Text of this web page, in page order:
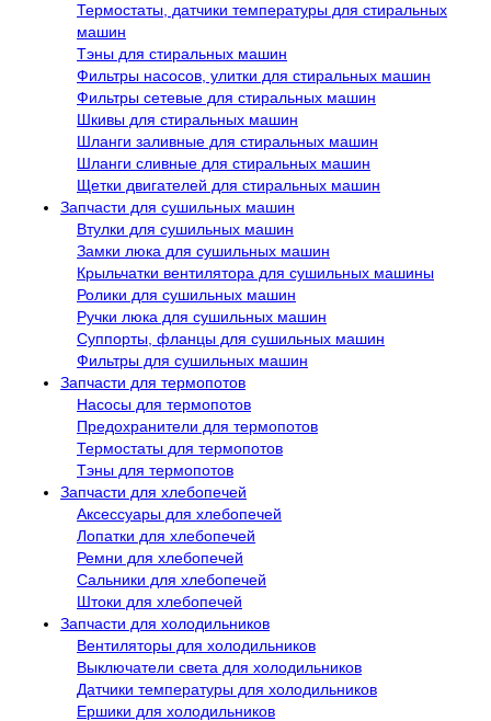
Термостаты, датчики температуры для стиральных
машин
Тэны для стиральных машин
Фильтры насосов, улитки для стиральных машин
Фильтры сетевые для стиральных машин
Шкивы для стиральных машин
Шланги заливные для стиральных машин
Шланги сливные для стиральных машин
Щетки двигателей для стиральных машин
Запчасти для сушильных машин
Втулки для сушильных машин
Замки люка для сушильных машин
Крыльчатки вентилятора для сушильных машины
Ролики для сушильных машин
Ручки люка для сушильных машин
Суппорты, фланцы для сушильных машин
Фильтры для сушильных машин
Запчасти для термопотов
Насосы для термопотов
Предохранители для термопотов
Термостаты для термопотов
Тэны для термопотов
Запчасти для хлебопечей
Аксессуары для хлебопечей
Лопатки для хлебопечей
Ремни для хлебопечей
Сальники для хлебопечей
Штоки для хлебопечей
Запчасти для холодильников
Вентиляторы для холодильников
Выключатели света для холодильников
Датчики температуры для холодильников
Ершики для холодильников